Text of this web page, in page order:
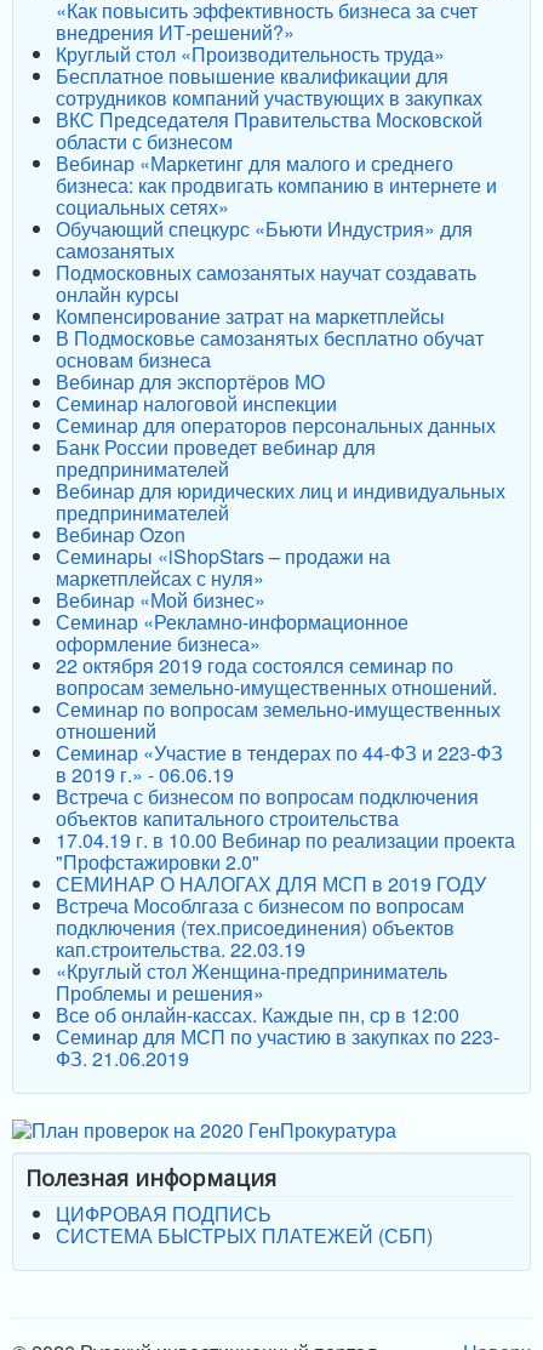
«Как повысить эффективность бизнеса за счет
внедрения ИТ-решений?»
Круглый стол «Производительность труда»
Бесплатное повышение квалификации для
сотрудников компаний участвующих в закупках
ВКС Председателя Правительства Московской
области с бизнесом
Вебинар «Маркетинг для малого и среднего
бизнеса: как продвигать компанию в интернете и
социальных сетях»
Обучающий спецкурс «Бьюти Индустрия» для
самозанятых
Подмосковных самозанятых научат создавать
онлайн курсы
Компенсирование затрат на маркетплейсы
В Подмосковье самозанятых бесплатно обучат
основам бизнеса
Вебинар для экспортёров МО
Семинар налоговой инспекции
Семинар для операторов персональных данных
Банк России проведет вебинар для
предпринимателей
Вебинар для юридических лиц и индивидуальных
предпринимателей
Вебинар Ozon
Семинары «iShopStars – продажи на
маркетплейсах с нуля»
Вебинар «Мой бизнес»
Семинар «Рекламно-информационное
оформление бизнеса»
22 октября 2019 года состоялся семинар по
вопросам земельно-имущественных отношений.
Семинар по вопросам земельно-имущественных
отношений
Семинар «Участие в тендерах по 44-ФЗ и 223-ФЗ
в 2019 г.» - 06.06.19
Встреча с бизнесом по вопросам подключения
объектов капитального строительства
17.04.19 г. в 10.00 Вебинар по реализации проекта
"Профстажировки 2.0"
СЕМИНАР О НАЛОГАХ ДЛЯ МСП в 2019 ГОДУ
Встреча Мособлгаза с бизнесом по вопросам
подключения (тех.присоединения) объектов
кап.строительства. 22.03.19
«Круглый стол Женщина-предприниматель
Проблемы и решения»
Все об онлайн-кассах. Каждые пн, ср в 12:00
Семинар для МСП по участию в закупках по 223-
ФЗ. 21.06.2019
Полезная информация
ЦИФРОВАЯ ПОДПИСЬ
СИСТЕМА БЫСТРЫХ ПЛАТЕЖЕЙ (СБП)